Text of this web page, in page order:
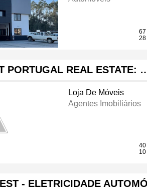
PORTUGAL REAL ESTATE:
Loja De Móveis
Agentes Imobiliários
- ELETRICIDADE